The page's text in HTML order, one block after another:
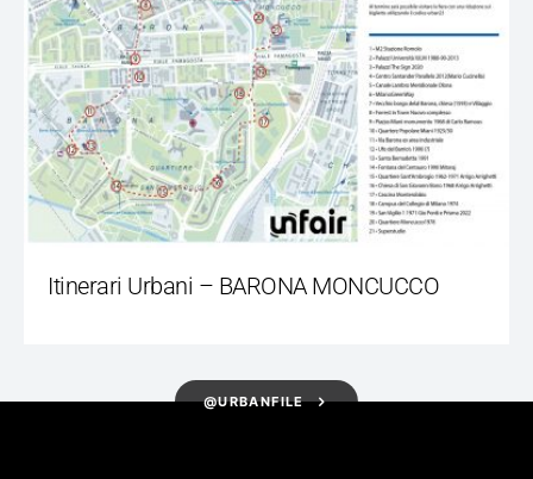
Itinerari Urbani – BARONA MONCUCCO
@URBANFILE